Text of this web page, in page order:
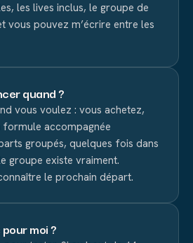
les lives inclus, le groupe de
vous pouvez m’écrire entre les
quand ?
vous voulez : vous achetez,
formule accompagnée
groupés, quelques fois dans
groupe existe vraiment.
le prochain départ.
moi ?